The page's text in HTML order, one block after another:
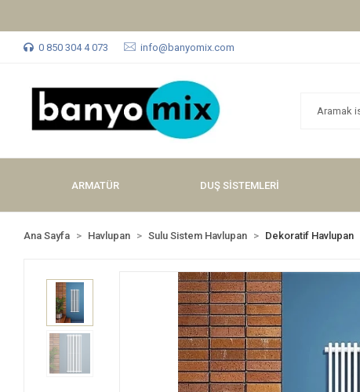
0 850 304 4 073 info@banyomix.com
ARMATÜR DUŞ SİSTEMLERİ
Ana Sayfa Havlupan Sulu Sistem Havlupan Dekoratif Havlupan